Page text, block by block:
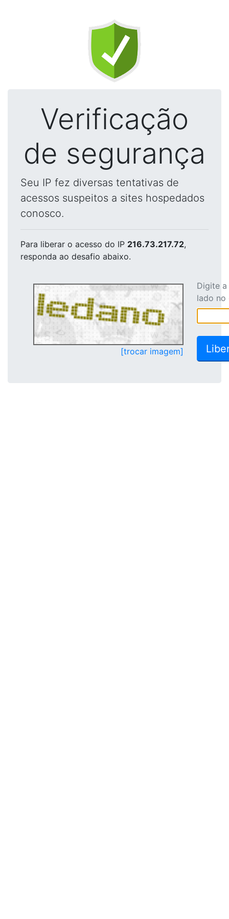
Verificação
de segurança
Seu IP fez diversas tentativas de
acessos suspeitos a sites hospedados
conosco.
Para liberar o acesso do IP 216.73.217.72,
responda ao desafio abaixo.
[trocar imagem]
Digite
lado no